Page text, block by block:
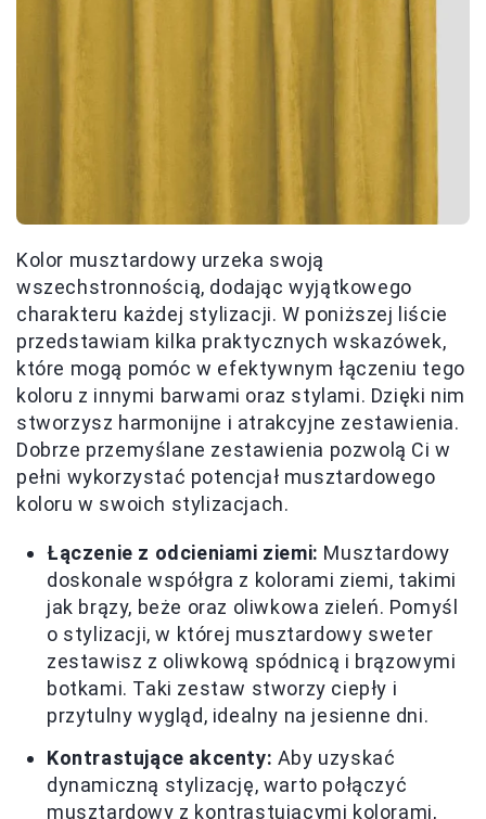
Kolor musztardowy urzeka swoją
wszechstronnością, dodając wyjątkowego
charakteru każdej stylizacji. W poniższej liście
przedstawiam kilka praktycznych wskazówek,
które mogą pomóc w efektywnym łączeniu tego
koloru z innymi barwami oraz stylami. Dzięki nim
stworzysz harmonijne i atrakcyjne zestawienia.
Dobrze przemyślane zestawienia pozwolą Ci w
pełni wykorzystać potencjał musztardowego
koloru w swoich stylizacjach.
Łączenie z odcieniami ziemi: Musztardowy
doskonale współgra z kolorami ziemi, takimi
jak brązy, beże oraz oliwkowa zieleń. Pomyśl
o stylizacji, w której musztardowy sweter
zestawisz z oliwkową spódnicą i brązowymi
botkami. Taki zestaw stworzy ciepły i
przytulny wygląd, idealny na jesienne dni.
Kontrastujące akcenty: Aby uzyskać
dynamiczną stylizację, warto połączyć
musztardowy z kontrastującymi kolorami,